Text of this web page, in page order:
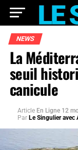
NEWS
La
seuil
canicule
Article En Ligne 12
Par Le Singulier avec